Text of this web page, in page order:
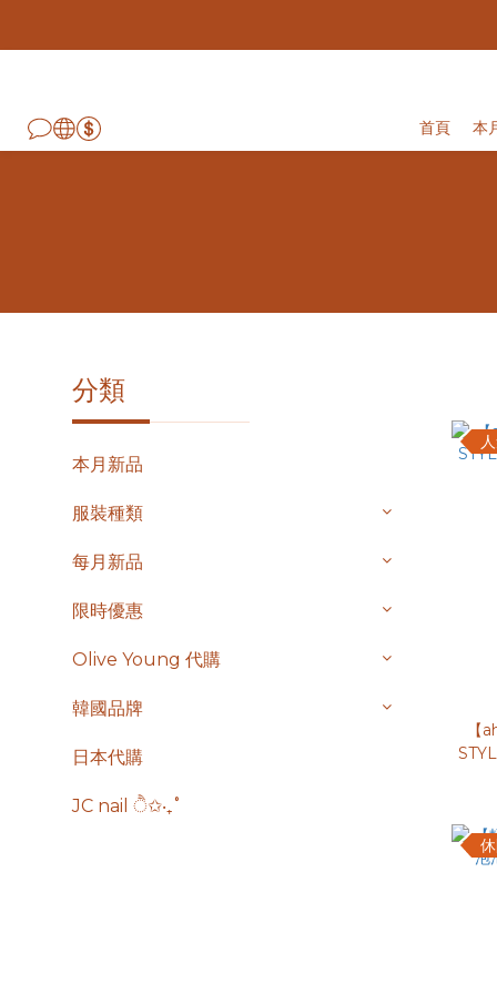
首頁 本
分類
本月新品
服裝種類
每月新品
限時優惠
Olive Young 代購
韓國品牌
日本代購
JC nail ੈ✩‧₊˚
【